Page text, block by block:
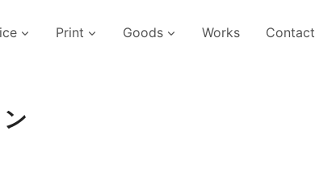
Print Goods Works Contact